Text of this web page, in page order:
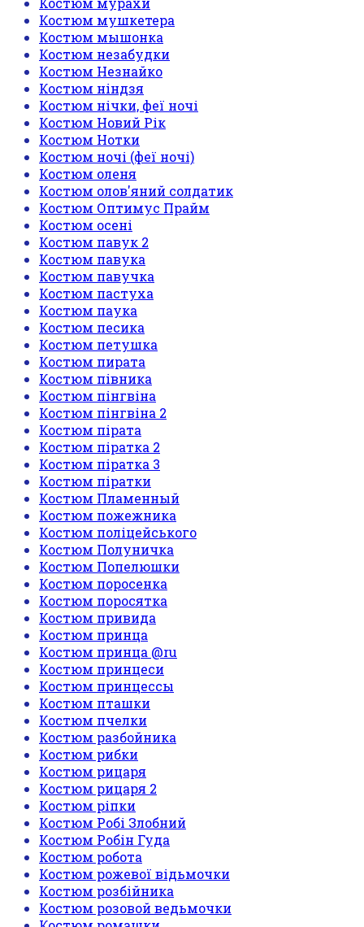
Костюм мушкетера
Костюм мышонка
Костюм незабудки
Костюм Незнайко
Костюм ніндзя
Костюм нічки, феї ночі
Костюм Новий Рік
Костюм Нотки
Костюм ночі (феї ночі)
Костюм оленя
Костюм олов'яний солдатик
Костюм Оптимус Прайм
Костюм осені
Костюм павук 2
Костюм павука
Костюм павучка
Костюм пастуха
Костюм паука
Костюм песика
Костюм петушка
Костюм пирата
Костюм півника
Костюм пінгвіна
Костюм пінгвіна 2
Костюм пірата
Костюм піратка 2
Костюм піратка 3
Костюм піратки
Костюм Пламенный
Костюм пожежника
Костюм поліцейського
Костюм Полуничка
Костюм Попелюшки
Костюм поросенка
Костюм поросятка
Костюм привида
Костюм принца
Костюм принца @ru
Костюм принцеси
Костюм принцессы
Костюм пташки
Костюм пчелки
Костюм разбойника
Костюм рибки
Костюм рицаря
Костюм рицаря 2
Костюм ріпки
Костюм Робі Злобний
Костюм Робін Гуда
Костюм робота
Костюм рожевої відьмочки
Костюм розбійника
Костюм розовой ведьмочки